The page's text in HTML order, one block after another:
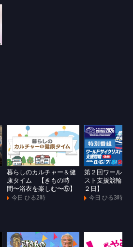
暮らしのカルチャー＆健
康タイム 【きもの時
間〜浴衣を楽しむ〜⑤】
今日 ひる2時
第２回ワールド
スト支援競輪
２日】
今日 ひる3時